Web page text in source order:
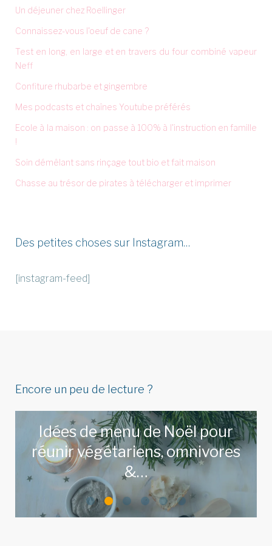
Un déjeuner chez Roellinger
Connaissez-vous l'oeuf de cane ?
Test en long, en large et en travers du four combiné vapeur
Neff
Confiture rhubarbe et gingembre
Mes podcasts et chaînes Youtube préférés
Ecole à la maison : on passe à 100% à l'instruction en famille
!
Soin démêlant sans rinçage tout bio et fait maison
Chasse au trésor de pirates à télécharger et imprimer
Des petites choses sur Instagram…
[instagram-feed]
Encore un peu de lecture ?
Idées de menu de Noël pour
réunir végétariens, omnivores
&…
LIRE L'ARTICLE